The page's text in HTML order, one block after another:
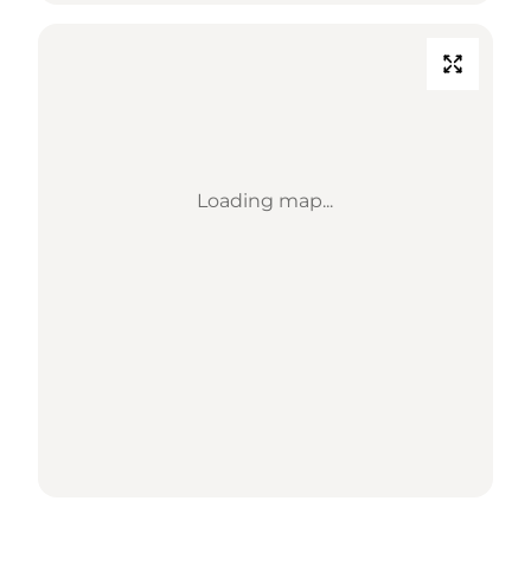
Loading map...